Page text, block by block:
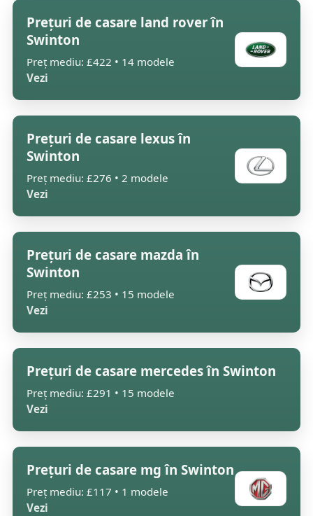
Prețuri de casare land rover în
Swinton
Preț mediu: £422 • 14 modele
Vezi
Prețuri de casare lexus în
Swinton
Preț mediu: £276 • 2 modele
Vezi
Prețuri de casare mazda în
Swinton
Preț mediu: £253 • 15 modele
Vezi
Prețuri de casare mercedes în Swinton
Preț mediu: £291 • 15 modele
Vezi
Prețuri de casare mg în Swinton
Preț mediu: £117 • 1 modele
Vezi